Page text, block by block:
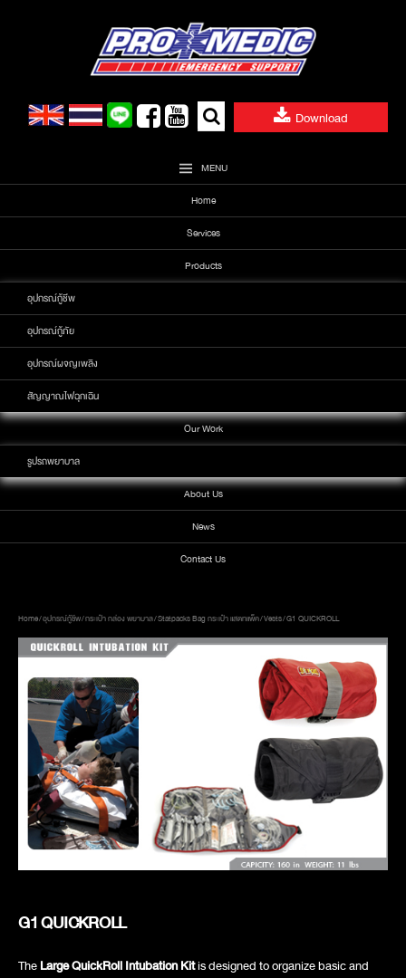
Download
Search
for:
MENU
Home
Services
Products
อุปกรณ์กู้ชีพ
อุปกรณ์กู้ภัย
อุปกรณ์ผจญเพลิง
สัญญาณไฟฉุกเฉิน
Our Work
รูปรถพยาบาล
About Us
News
Contact Us
Home/อุปกรณ์กู้ชีพ/กระเป๋า กล่อง พยาบาล/Statpacks Bag กระเป๋า แสตทแพ็ค/Vests/ G1 QUICKROLL
G1 QUICKROLL
TheLarge QuickRoll Intubation Kitis designed to organize basic and